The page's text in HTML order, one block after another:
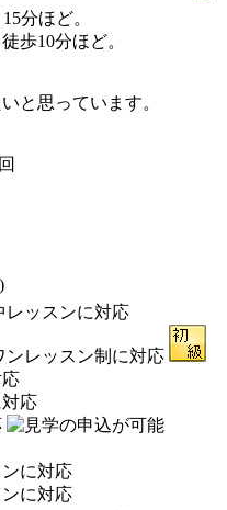
分ほど。
歩10分ほど。
と思っています。